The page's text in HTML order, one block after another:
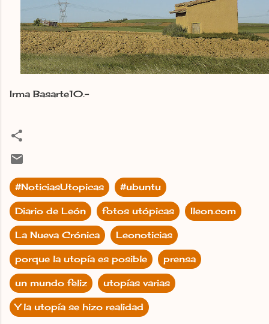
Irma Basarte10.-
#NoticiasUtopicas #ubuntu
Diario de León fotos utópicas Ileon.com
La Nueva Crónica Leonoticias
porque la utopía es posible prensa
un mundo feliz utopías varias
Y la utopía se hizo realidad